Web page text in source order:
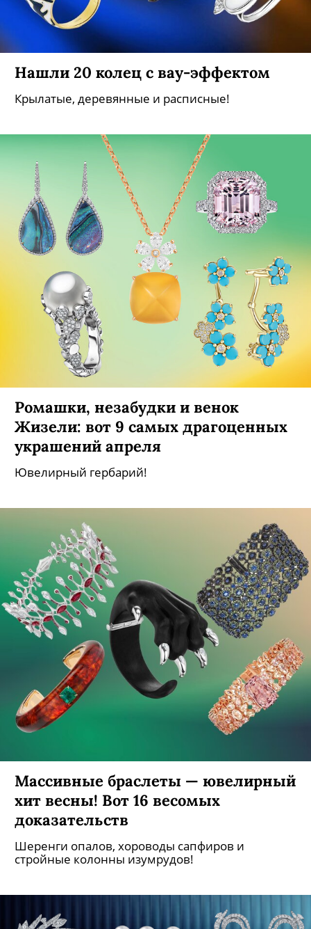
Нашли 20 колец с вау-эффектом
Крылатые, деревянные и расписные!
Ромашки, незабудки и венок
Жизели: вот 9 самых драгоценных
украшений апреля
Ювелирный гербарий!
Массивные браслеты — ювелирный
хит весны! Вот 16 весомых
доказательств
Шеренги опалов, хороводы сапфиров и
стройные колонны изумрудов!